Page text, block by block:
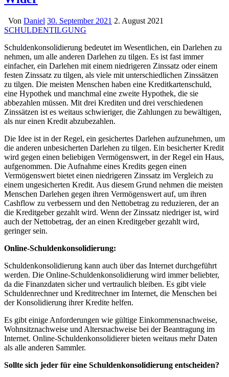
Von Daniel 30. September 2021 2. August 2021
SCHULDENTILGUNG
Schuldenkonsolidierung bedeutet im Wesentlichen, ein Darlehen zu
nehmen, um alle anderen Darlehen zu tilgen. Es ist fast immer
einfacher, ein Darlehen mit einem niedrigeren Zinssatz oder einem
festen Zinssatz zu tilgen, als viele mit unterschiedlichen Zinssätzen
zu tilgen. Die meisten Menschen haben eine Kreditkartenschuld,
eine Hypothek und manchmal eine zweite Hypothek, die sie
abbezahlen müssen. Mit drei Krediten und drei verschiedenen
Zinssätzen ist es weitaus schwieriger, die Zahlungen zu bewältigen,
als nur einen Kredit abzubezahlen.
Die Idee ist in der Regel, ein gesichertes Darlehen aufzunehmen, um
die anderen unbesicherten Darlehen zu tilgen. Ein besicherter Kredit
wird gegen einen beliebigen Vermögenswert, in der Regel ein Haus,
aufgenommen. Die Aufnahme eines Kredits gegen einen
Vermögenswert bietet einen niedrigeren Zinssatz im Vergleich zu
einem ungesicherten Kredit. Aus diesem Grund nehmen die meisten
Menschen Darlehen gegen ihren Vermögenswert auf, um ihren
Cashflow zu verbessern und den Nettobetrag zu reduzieren, der an
die Kreditgeber gezahlt wird. Wenn der Zinssatz niedriger ist, wird
auch der Nettobetrag, der an einen Kreditgeber gezahlt wird,
geringer sein.
Online-Schuldenkonsolidierung:
Schuldenkonsolidierung kann auch über das Internet durchgeführt
werden. Die Online-Schuldenkonsolidierung wird immer beliebter,
da die Finanzdaten sicher und vertraulich bleiben. Es gibt viele
Schuldenrechner und Kreditrechner im Internet, die Menschen bei
der Konsolidierung ihrer Kredite helfen.
Es gibt einige Anforderungen wie gültige Einkommensnachweise,
Wohnsitznachweise und Altersnachweise bei der Beantragung im
Internet. Online-Schuldenkonsolidierer bieten weitaus mehr Daten
als alle anderen Sammler.
Sollte sich jeder für eine Schuldenkonsolidierung entscheiden?